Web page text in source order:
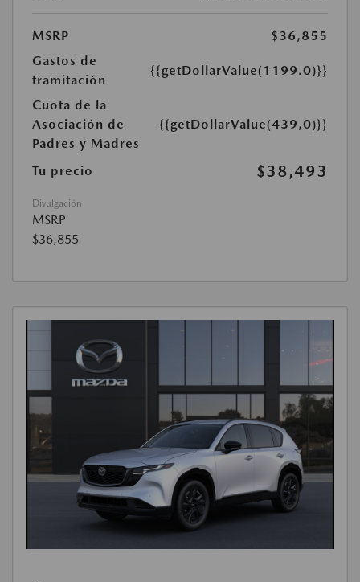
MSRP
$36,855
Gastos de
tramitación
{{getDollarValue(1199.0)}}
Cuota de la
Asociación de
Padres y Madres
{{getDollarValue(439,0)}}
Tu precio $38,493
Divulgación
MSRP
$36,855